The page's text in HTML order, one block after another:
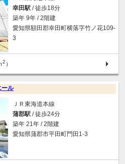
幸田駅 / 徒歩18分
築年 9年 / 2階建
愛知県額田郡幸田町横落字竹ノ花109-
3
2 ）
ール
ＪＲ東海道本線
蒲郡駅 / 徒歩24分
築年 21年 / 2階建
愛知県蒲郡市平田町門田1-3